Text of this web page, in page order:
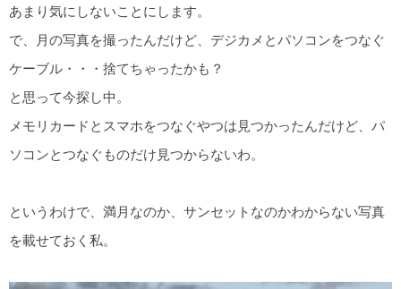
あまり気にしないことにします。
で、月の写真を撮ったんだけど、デジカメとパソコンをつなぐ
ケーブル・・・捨てちゃったかも？
と思って今探し中。
メモリカードとスマホをつなぐやつは見つかったんだけど、パ
ソコンとつなぐものだけ見つからないわ。
というわけで、満月なのか、サンセットなのかわからない写真
を載せておく私。